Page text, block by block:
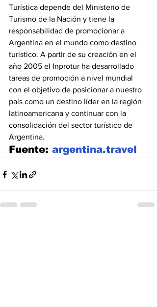
Turística depende del Ministerio de
Turismo de la Nación y tiene la
responsabilidad de promocionar a
Argentina en el mundo como destino
turístico. A partir de su creación en el
año 2005 el Inprotur ha desarrollado
tareas de promoción a nivel mundial
con el objetivo de posicionar a nuestro
país como un destino líder en la región
latinoamericana y continuar con la
consolidación del sector turístico de
Argentina.
Fuente: argentina.travel